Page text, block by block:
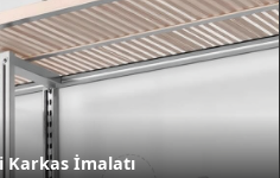
Karkas İmalatı